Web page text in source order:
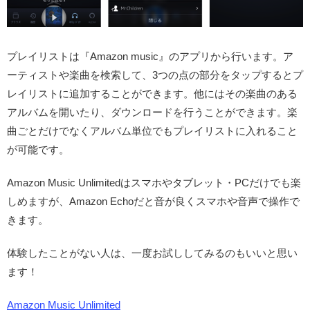
プレイリストは『Amazon music』のアプリから行います。ア
ーティストや楽曲を検索して、3つの点の部分をタップするとプ
レイリストに追加することができます。他にはその楽曲のある
アルバムを開いたり、ダウンロードを行うことができます。楽
曲ごとだけでなくアルバム単位でもプレイリストに入れること
が可能です。
Amazon Music Unlimitedはスマホやタブレット・PCだけでも楽
しめますが、Amazon Echoだと音が良くスマホや音声で操作で
きます。
体験したことがない人は、一度お試ししてみるのもいいと思い
ます！
Amazon Music Unlimited